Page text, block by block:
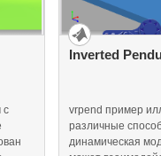
с
Inverted
vrpend пример
различные
динамическая